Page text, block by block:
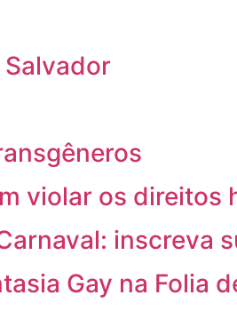
Salvador
violar os direitos
inscreva
Gay na Folia